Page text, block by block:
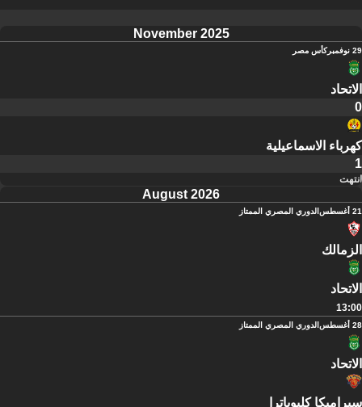
November 2025
29 نوفمبر كأس مصر
الاتحاد
0
كهرباء الاسماعيلية
1
انتهت
August 2026
21 أغسطس الدوري المصري الممتاز
الزمالك
الاتحاد
13:00
28 أغسطس الدوري المصري الممتاز
الاتحاد
سيراميكا كليوباترا